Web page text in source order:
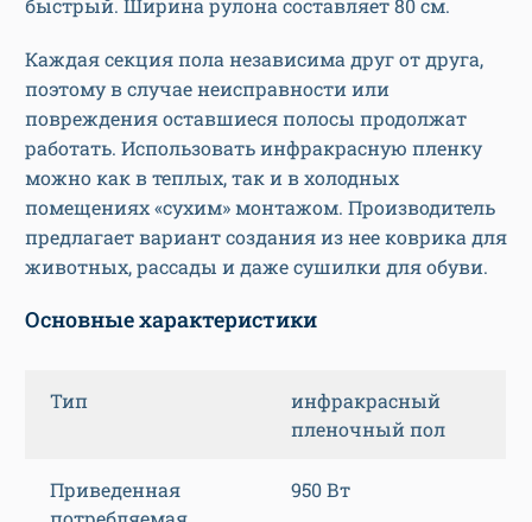
быстрый. Ширина рулона составляет 80 см.
Каждая секция пола независима друг от друга,
поэтому в случае неисправности или
повреждения оставшиеся полосы продолжат
работать. Использовать инфракрасную пленку
можно как в теплых, так и в холодных
помещениях «сухим» монтажом. Производитель
предлагает вариант создания из нее коврика для
животных, рассады и даже сушилки для обуви.
Основные характеристики
Тип
инфракрасный
пленочный пол
Приведенная
950 Вт